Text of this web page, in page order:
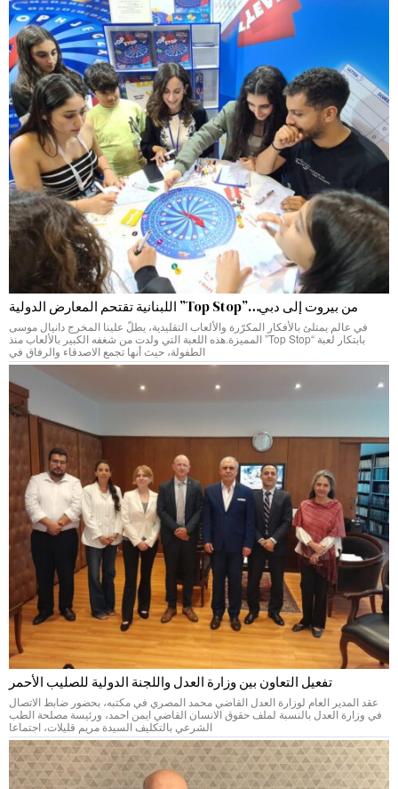
من بيروت إلى دبي…”Top Stop” اللبنانية تقتحم المعارض الدولية
في عالم يمتلئ بالأفكار المكرّرة والألعاب التقليدية، يطلّ علينا المخرج دانيال موسى
بابتكار لعبة “Top Stop” المميزة.هذه اللعبة التي ولدت من شغفه الكبير بالألعاب منذ
الطفولة، حيث أنها تجمع الاصدقاء والرفاق في
تفعيل التعاون بين وزارة العدل واللجنة الدولية للصليب الأحمر
عقد المدير العام لوزارة العدل القاضي محمد المصري في مكتبه، بحضور ضابط الاتصال
في وزارة العدل بالنسبة لملف حقوق الانسان القاضي ايمن احمد، ورئيسة مصلحة الطب
الشرعي بالتكليف السيدة مريم قليلات، اجتماعا